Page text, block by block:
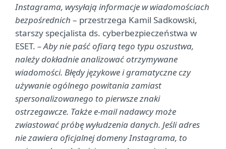
Instagrama, wysyłają informacje w wiadomościach
bezpośrednich – przestrzega Kamil Sadkowski,
starszy specjalista ds. cyberbezpieczeństwa w
ESET. – Aby nie paść ofiarą tego typu oszustwa,
należy dokładnie analizować otrzymywane
wiadomości. Błędy językowe i gramatyczne czy
używanie ogólnego powitania zamiast
spersonalizowanego to pierwsze znaki
ostrzegawcze. Także e-mail nadawcy może
zwiastować próbę wyłudzenia danych. Jeśli adres
nie zawiera oficjalnej domeny Instagrama, to